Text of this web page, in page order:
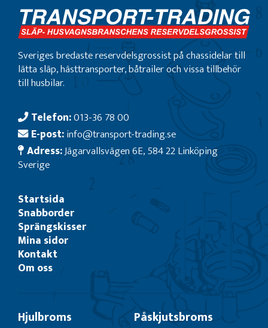
Sveriges bredaste reservdelsgrossist på chassidelar till
lätta släp, hästtransporter, båtrailer och vissa tillbehör
till husbilar.
Telefon:013-36 78 00
E-post:info@transport-trading.se
Adress:Jägarvallsvägen 6E, 584 22 Linköping
Sverige
Startsida
Snabborder
Sprängskisser
Mina sidor
Kontakt
Om oss
Hjulbroms Påskjutsbroms